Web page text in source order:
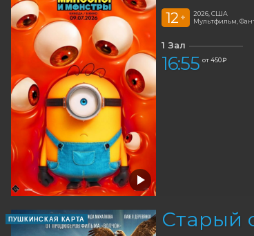
12 +
2026, США
Мультфильм,
1 Зал
16:55 от 450 ₽
ПУШКИНСКАЯ КАРТА Старый